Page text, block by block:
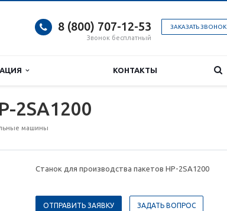
ЗАКАЗАТЬ ЗВОНОК
8 (800) 707-12-53
Звонок бесплатный
КОНТАКТЫ
2SA1200
машины
Станок для производства пакетов HP-2SA1200
ОТПРАВИТЬ ЗАЯВКУ ЗАДАТЬ ВОПРОС